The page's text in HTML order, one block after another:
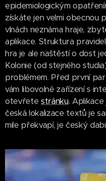
epidemiologickým
získáte jen velmi obecnou
vlnách neznáma hraje,
aplikace. Struktura
hra je ale naštěstí o dost
Kolonie (od stejného
problémem. Před první
vám libovolné zařízení s
otevřetestránku.
česká lokalizace textů je
mile překvapí, je český